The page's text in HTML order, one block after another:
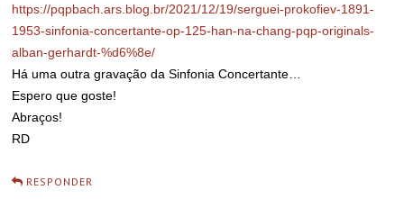
https://pqpbach.ars.blog.br/2021/12/19/serguei-prokofiev-1891-
1953-sinfonia-concertante-op-125-han-na-chang-pqp-originals-
alban-gerhardt-%d6%8e/
Há uma outra gravação da Sinfonia Concertante…
Espero que goste!
Abraços!
RD
RESPONDER